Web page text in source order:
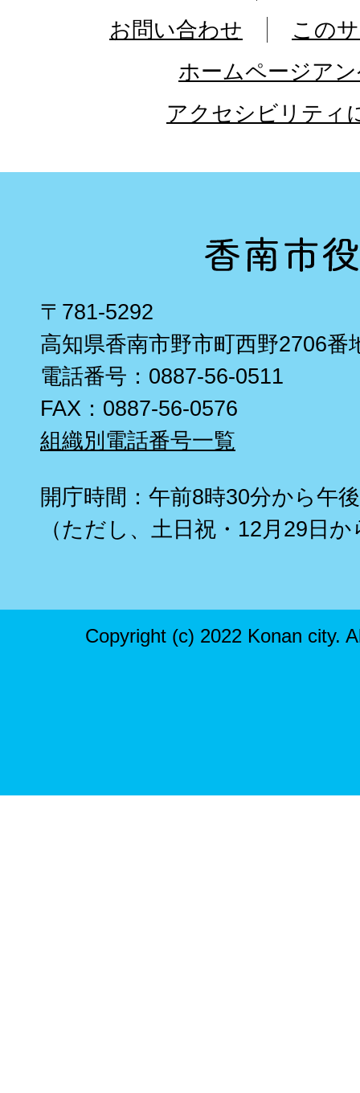
お問い合わせ
この
ホームページア
アクセシビリティ
〒781-5292
高知県香南市野市町西野2706番
電話番号：0887-56-0511
FAX：0887-56-0576
組織別電話番号一覧
開庁時間：午前8時30分から午
（ただし、土日祝・12月29日
Copyright (c) 2022 Konan city.